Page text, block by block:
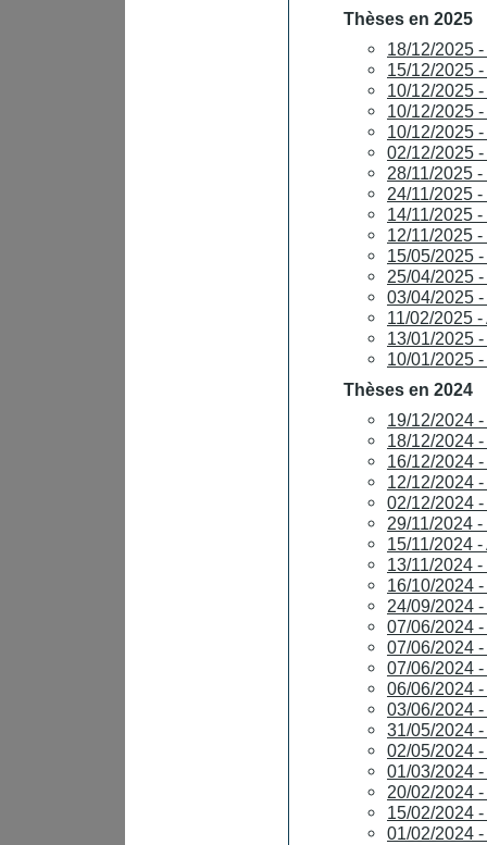
Thèses en 2025
18/12/2025
15/12/2025
10/12/2025
10/12/2025
10/12/2025
02/12/2025
28/11/2025
24/11/2025
14/11/2025
12/11/2025
15/05/2025
25/04/2025
03/04/2025
11/02/2025
13/01/2025
10/01/2025
Thèses en 2024
19/12/2024
18/12/2024
16/12/2024
12/12/2024
02/12/2024
29/11/2024
15/11/2024
13/11/2024
16/10/2024
24/09/2024
07/06/2024
07/06/2024
07/06/2024
06/06/2024
03/06/2024
31/05/2024
02/05/2024
01/03/2024
20/02/2024
15/02/2024
01/02/2024